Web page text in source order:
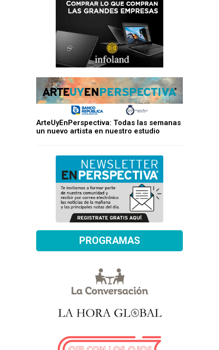
ArteUyEnPerspectiva: Todas las semanas
un nuevo artista en nuestro estudio
PROGRAMAS